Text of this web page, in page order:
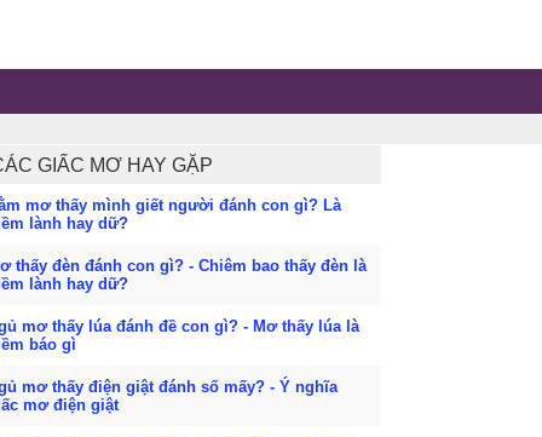
GIẤC MƠ HAY GẶP
mơ thấy mình giết người đánh con gì? Là
lành hay dữ?
thấy đèn đánh con gì? - Chiêm bao thấy đèn là
lành hay dữ?
mơ thấy lúa đánh đề con gì? - Mơ thấy lúa là
báo gì
mơ thấy điện giật đánh số mấy? - Ý nghĩa
mơ điện giật